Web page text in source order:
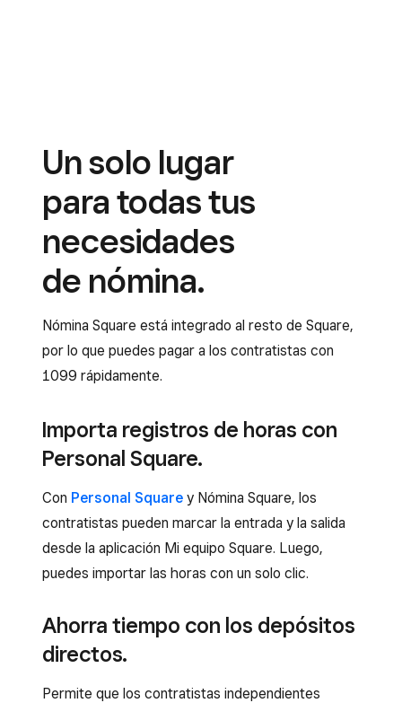
Un solo lugar
para todas tus
necesidades
de nómina.
Nómina Square está integrado al resto de Square,
por lo que puedes pagar a los contratistas con
1099 rápidamente.
Importa registros de horas con
Personal Square.
Con Personal Square y Nómina Square, los
contratistas pueden marcar la entrada y la salida
desde la aplicación Mi equipo Square. Luego,
puedes importar las horas con un solo clic.
Ahorra tiempo con los depósitos
directos.
Permite que los contratistas independientes